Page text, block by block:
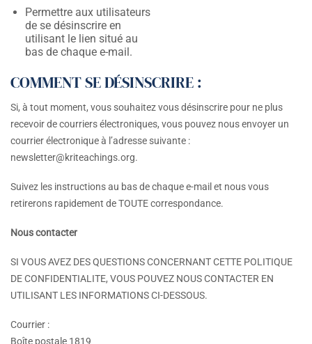
Permettre aux utilisateurs
de se désinscrire en
utilisant le lien situé au
bas de chaque e-mail.
COMMENT SE DÉSINSCRIRE :
Si, à tout moment, vous souhaitez vous désinscrire pour ne plus
recevoir de courriers électroniques, vous pouvez nous envoyer un
courrier électronique à l’adresse suivante :
newsletter@kriteachings.org.
Suivez les instructions au bas de chaque e-mail et nous vous
retirerons rapidement de TOUTE correspondance.
Nous contacter
SI VOUS AVEZ DES QUESTIONS CONCERNANT CETTE POLITIQUE
DE CONFIDENTIALITE, VOUS POUVEZ NOUS CONTACTER EN
UTILISANT LES INFORMATIONS CI-DESSOUS.
Courrier :
Boîte postale 1819